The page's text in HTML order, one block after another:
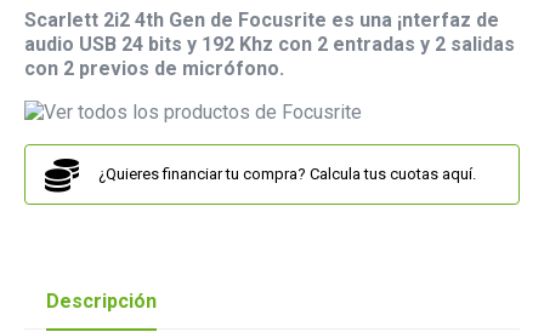
Scarlett 2i2 4th Gen de Focusrite es una ¡nterfaz de
audio USB 24 bits y 192 Khz con 2 entradas y 2 salidas
con 2 previos de micrófono.
¿Quieres financiar tu compra? Calcula tus cuotas aquí.
Descripción